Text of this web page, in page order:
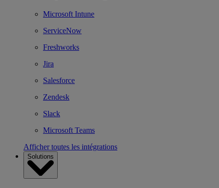
Microsoft Intune
ServiceNow
Freshworks
Jira
Salesforce
Zendesk
Slack
Microsoft Teams
Afficher toutes les intégrations
Solutions